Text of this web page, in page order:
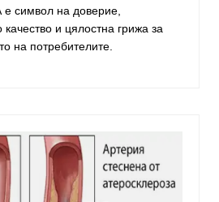
символ на доверие,
и цялостна грижа за
на потребителите.